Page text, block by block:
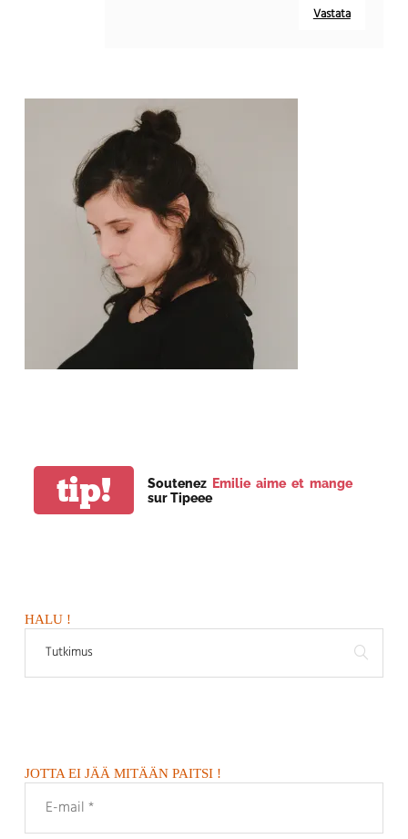
Vastata
tip! Soutenez Emilie aime et mange
sur Tipeee
HALU !
JOTTA EI JÄÄ MITÄÄN PAITSI !